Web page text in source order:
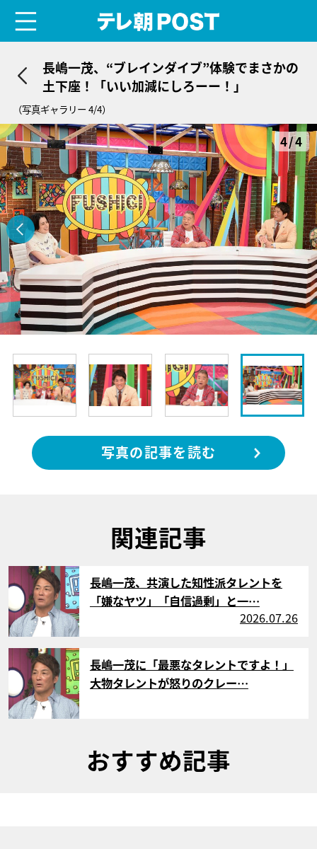
長嶋一茂、“ブレインダイブ”体験でまさかの
土下座！「いい加減にしろーー！」
（写真ギャラリー 4/4）
4/4
写真の記事を読む
関連記事
サムネイル
長嶋一茂、共演した知性派タレントを
「嫌なヤツ」「自信過剰」と一…
2026.07.26
サムネイル
長嶋一茂に「最悪なタレントですよ！」
大物タレントが怒りのクレー…
おすすめ記事